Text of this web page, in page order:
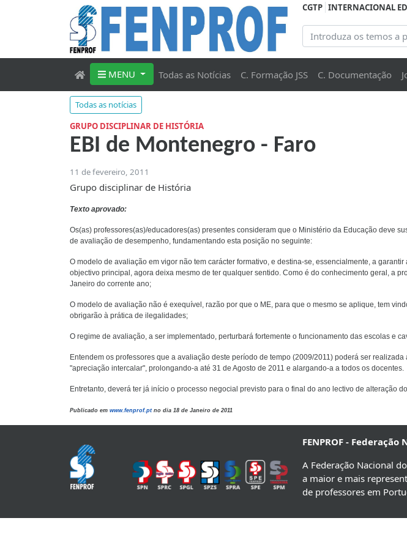
CGTP INTERNACIONAL
MENU Todas as Notícias C. Formação JSS C. Documentação
Todas as notícias
GRUPO DISCIPLINAR DE HISTÓRIA
EBI de Montenegro - Faro
11 de fevereiro, 2011
Grupo disciplinar de História
Texto aprovado:
Os(as) professores(as)/educadores(as) presentes consideram que o Ministério da Educação deve
de avaliação de desempenho, fundamentando esta posição no seguinte:
O modelo de avaliação em vigor não tem carácter formativo, e destina-se, essencialmente, a
objectivo principal, agora deixa mesmo de ter qualquer sentido. Como é do conhecimento geral, a
Janeiro do corrente ano;
O modelo de avaliação não é exequível, razão por que o ME, para que o mesmo se aplique, tem
obrigarão à prática de ilegalidades;
O regime de avaliação, a ser implementado, perturbará fortemente o funcionamento das escolas e
Entendem os professores que a avaliação deste período de tempo (2009/2011) poderá ser
"apreciação intercalar", prolongando-a até 31 de Agosto de 2011 e alargando-a a todos os docentes.
Entretanto, deverá ter já início o processo negocial previsto para o final do ano lectivo de alteração
Publicado em www.fenprof.ptno dia 18 de Janeiro de 2011
FENPROF -
A Federação Nacional
a maior e mais
de professores em